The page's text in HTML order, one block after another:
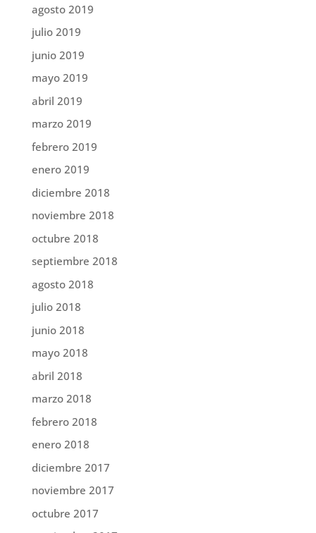
agosto 2019
julio 2019
junio 2019
mayo 2019
abril 2019
marzo 2019
febrero 2019
enero 2019
diciembre 2018
noviembre 2018
octubre 2018
septiembre 2018
agosto 2018
julio 2018
junio 2018
mayo 2018
abril 2018
marzo 2018
febrero 2018
enero 2018
diciembre 2017
noviembre 2017
octubre 2017